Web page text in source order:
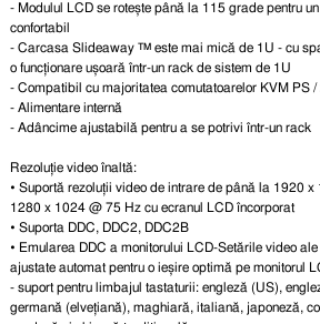
- Modulul LCD se rotește până la 115 grade pentru
confortabil
- Carcasa Slideaway ™ este mai mică de 1U - cu
o funcționare ușoară într-un rack de sistem de 1U
- Compatibil cu majoritatea comutatoarelor KVM PS /
- Alimentare internă
- Adâncime ajustabilă pentru a se potrivi într-un rack
Rezoluție video înaltă:
• Suportă rezoluții video de intrare de până la 1920
1280 x 1024 @ 75 Hz cu ecranul LCD încorporat
• Suporta DDC, DDC2, DDC2B
• Emularea DDC a monitorului LCD-Setările video
ajustate automat pentru o ieșire optimă pe monitorul
- suport pentru limbajul tastaturii: engleză (US),
germană (elvețiană), maghiară, italiană, japoneză,